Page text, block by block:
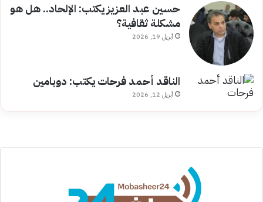
حسين عبد العزيز يكتب: الإلحاد.. هل هو
مشكلة ثقافية؟
أبريل 19, 2026
الناقد أحمد فرحات يكتب: دوبامين
أبريل 12, 2026